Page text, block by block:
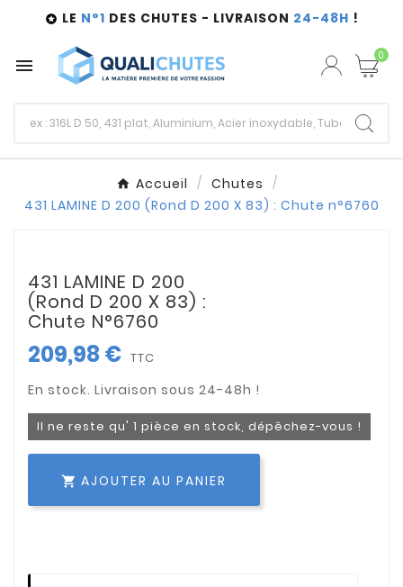
 LE N°1 DES CHUTES - LIVRAISON 24-48H !
 0
Accueil
Chutes
431 LAMINE D 200 (Rond D 200 X 83) : Chute n°6760
431 LAMINE D 200
(Rond D 200 X 83) :
Chute N°6760
209,98 € TTC
Il ne reste qu' 1 pièce en stock, dépêchez-vous !
 AJOUTER AU PANIER